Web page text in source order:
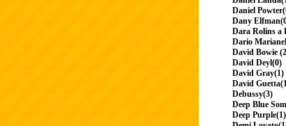
Daniel
Dany
Dara Rolins a
Dario
David Bowie
David Deyl(0)
David Gray(1)
David
Debussy(3)
Deep Blue
Deep Purple(1)